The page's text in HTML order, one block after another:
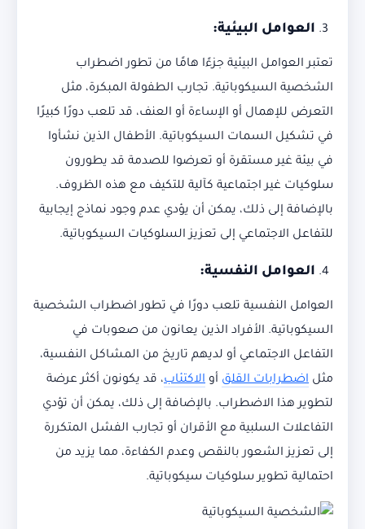
العوامل البيئية:
تعتبر العوامل البيئية جزءًا هامًا من تطور اضطراب
الشخصية السيكوباتية. تجارب الطفولة المبكرة، مثل
التعرض للإهمال أو الإساءة أو العنف، قد تلعب دورًا كبيرًا
في تشكيل السمات السيكوباتية. الأطفال الذين نشأوا
في بيئة غير مستقرة أو تعرضوا للصدمة قد يطورون
سلوكيات غير اجتماعية كآلية للتكيف مع هذه الظروف.
بالإضافة إلى ذلك، يمكن أن يؤدي عدم وجود نماذج إيجابية
للتفاعل الاجتماعي إلى تعزيز السلوكيات السيكوباتية.
العوامل النفسية:
العوامل النفسية تلعب دورًا في تطور اضطراب الشخصية
السيكوباتية. الأفراد الذين يعانون من صعوبات في
التفاعل الاجتماعي أو لديهم تاريخ من المشاكل النفسية،
مثل اضطرابات القلق أو الاكتئاب، قد يكونون أكثر عرضة
لتطوير هذا الاضطراب. بالإضافة إلى ذلك، يمكن أن تؤدي
التفاعلات السلبية مع الأقران أو تجارب الفشل المتكررة
إلى تعزيز الشعور بالنقص وعدم الكفاءة، مما يزيد من
احتمالية تطوير سلوكيات سيكوباتية.